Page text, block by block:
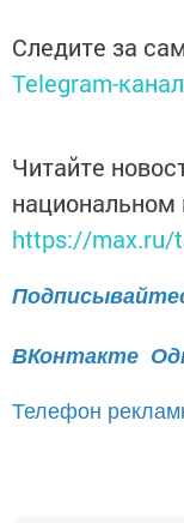
Следите за
Telegram-
Читайте
https://max.ru/
ВКонтакте
Телефон